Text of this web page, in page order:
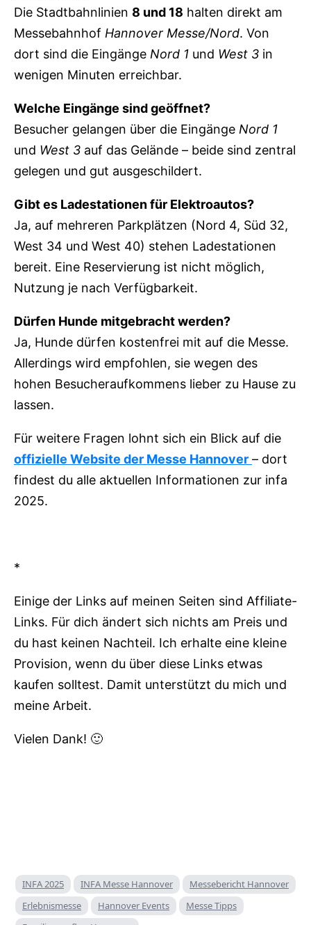
Die Stadtbahnlinien 8 und 18 halten direkt am
Messebahnhof Hannover Messe/Nord. Von
dort sind die Eingänge Nord 1 und West 3 in
wenigen Minuten erreichbar.
Welche Eingänge sind geöffnet?
Besucher gelangen über die Eingänge Nord 1
und West 3 auf das Gelände – beide sind zentral
gelegen und gut ausgeschildert.
Gibt es Ladestationen für Elektroautos?
Ja, auf mehreren Parkplätzen (Nord 4, Süd 32,
West 34 und West 40) stehen Ladestationen
bereit. Eine Reservierung ist nicht möglich,
Nutzung je nach Verfügbarkeit.
Dürfen Hunde mitgebracht werden?
Ja, Hunde dürfen kostenfrei mit auf die Messe.
Allerdings wird empfohlen, sie wegen des
hohen Besucheraufkommens lieber zu Hause zu
lassen.
Für weitere Fragen lohnt sich ein Blick auf die
offizielle Website der Messe Hannover – dort
findest du alle aktuellen Informationen zur infa
2025.
*
Einige der Links auf meinen Seiten sind Affiliate-
Links. Für dich ändert sich nichts am Preis und
du hast keinen Nachteil. Ich erhalte eine kleine
Provision, wenn du über diese Links etwas
kaufen solltest. Damit unterstützt du mich und
meine Arbeit.
Vielen Dank! 🙂
INFA 2025 INFA Messe Hannover
Messebericht Hannover
Erlebnismesse
Hannover Events
Messe Tipps